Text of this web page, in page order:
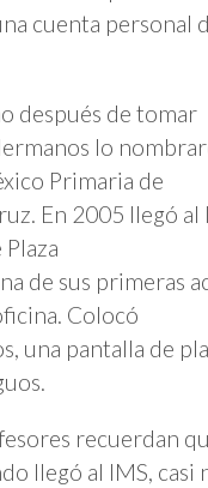
cuenta personal
después de tomar
lo
Primaria de
En 2005 llegó al
de sus primeras
Colocó
una pantalla de
recuerdan
llegó al IMS, casi